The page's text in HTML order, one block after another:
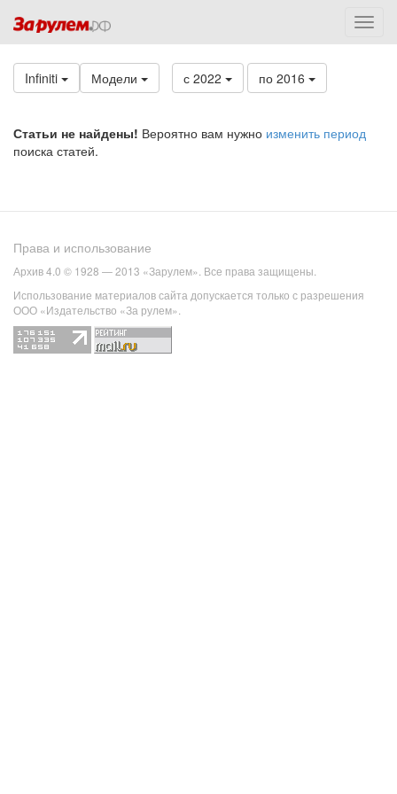
Infiniti Модели с 2022 по 2016
Статьи не найдены! Вероятно вам нужно изменить период
поиска статей.
Права и использование
Архив 4.0 © 1928 — 2013 «Зарулем». Все права защищены.
Использование материалов сайта допускается только с разрешения
ООО «Издательство «За рулем».